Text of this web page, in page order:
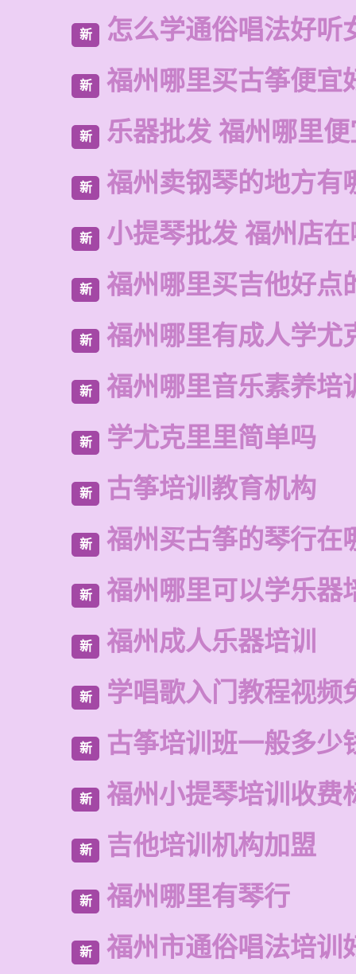
新 怎么学通俗唱法好听
新 福州哪里买古筝便宜
新 乐器批发 福州哪里
新 福州卖钢琴的地方有
新 小提琴批发 福州店
新 福州哪里买吉他好点
新 福州哪里有成人学尤
新 福州哪里音乐素养培
新 学尤克里里简单吗
新 古筝培训教育机构
新 福州买古筝的琴行在
新 福州哪里可以学乐器
新 福州成人乐器培训
新 学唱歌入门教程视频
新 古筝培训班一般多少
新 福州小提琴培训收费
新 吉他培训机构加盟
新 福州哪里有琴行
新 福州市通俗唱法培训